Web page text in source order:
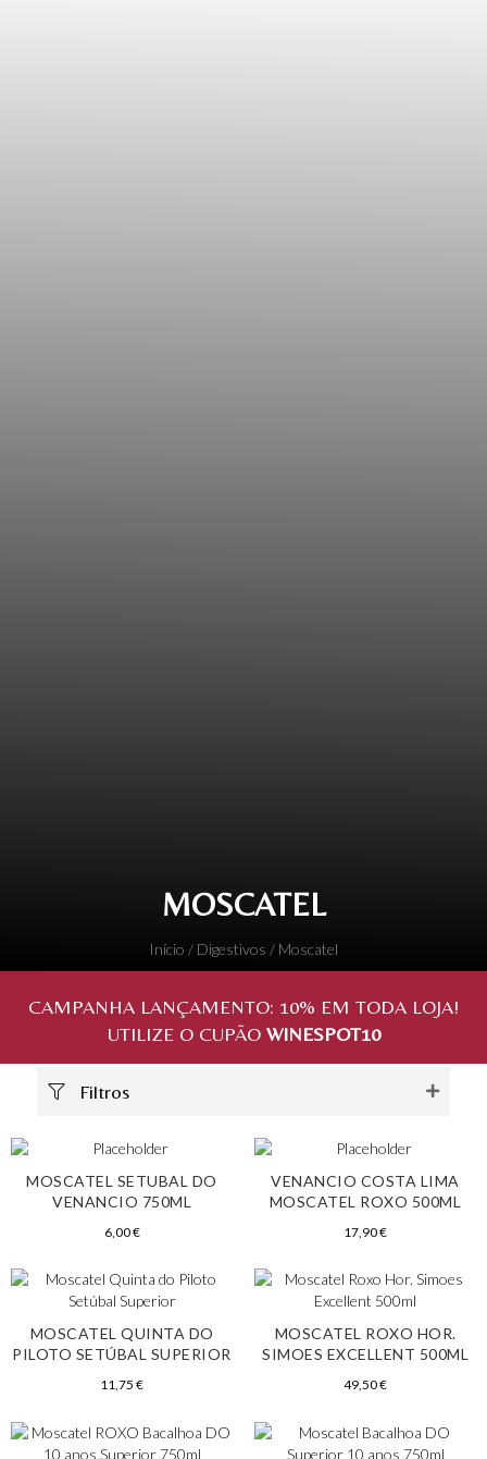
MOSCATEL
Início / Digestivos / Moscatel
CAMPANHA LANÇAMENTO: 10% EM TODA LOJA!
UTILIZE O CUPÃO WINESPOT10
Filtros
MOSCATEL SETUBAL DO
VENANCIO 750ML
6,00€
VENANCIO COSTA LIMA
MOSCATEL ROXO 500ML
17,90€
MOSCATEL QUINTA DO
PILOTO SETÚBAL SUPERIOR
11,75 €
MOSCATEL ROXO HOR.
SIMOES EXCELLENT 500ML
49,50€